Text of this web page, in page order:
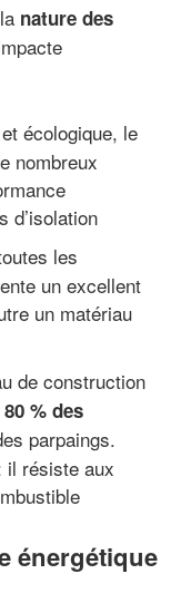
nature des
écologique, le
nombreux
d’isolation
les
un excellent
un matériau
de construction
80 % des
parpaings.
il résiste aux
énergétique